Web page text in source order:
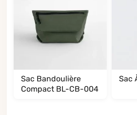
Sac Bandoulière
Compact BL-CB-004
Sac